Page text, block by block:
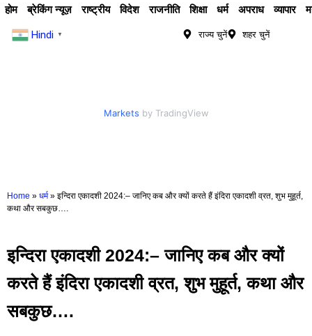
होम ब्रेकिंग न्यूज़ राष्ट्रीय विदेश राजनीति शिक्षा धर्म अपराध व्यापार
Hindi ▼ राज्य चुनें शहर चुनें
Markets by TradingView
Home » धर्म » इन्दिरा एकादशी 2024:– जानिए कब और क्यों करते हैं इंदिरा एकादशी व्रत, शुभ मुहूर्त,
कथा और सबकुछ….
इन्दिरा एकादशी 2024:– जानिए कब और क्यों
करते हैं इंदिरा एकादशी व्रत, शुभ मुहूर्त, कथा और
सबकुछ….